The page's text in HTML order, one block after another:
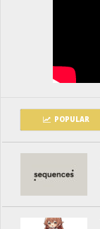
POPULAR